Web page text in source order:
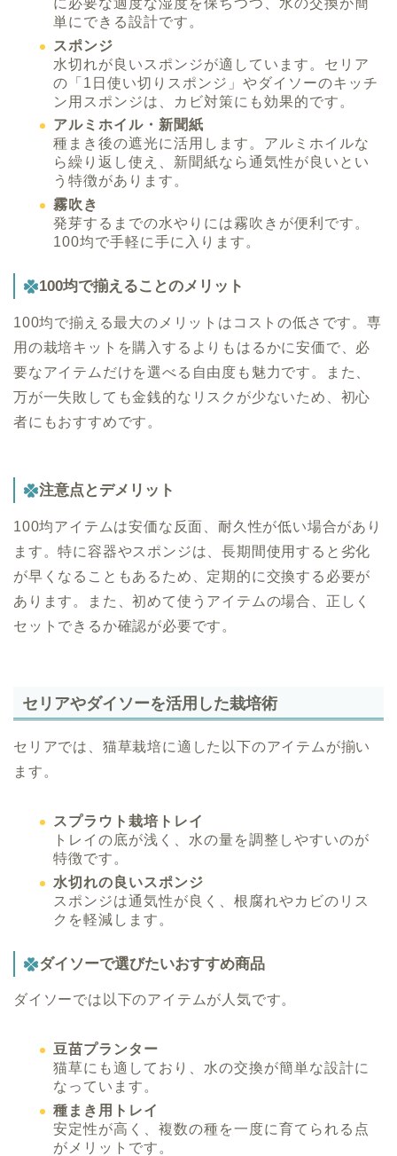
に必要な適度な湿度を保ちつつ、水の交換が簡
単にできる設計です。
スポンジ
水切れが良いスポンジが適しています。セリア
の「1日使い切りスポンジ」やダイソーのキッチ
ン用スポンジは、カビ対策にも効果的です。
アルミホイル・新聞紙
種まき後の遮光に活用します。アルミホイルな
ら繰り返し使え、新聞紙なら通気性が良いとい
う特徴があります。
霧吹き
発芽するまでの水やりには霧吹きが便利です。
100均で手軽に手に入ります。
100均で揃えることのメリット
100均で揃える最大のメリットはコストの低さです。専
用の栽培キットを購入するよりもはるかに安価で、必
要なアイテムだけを選べる自由度も魅力です。また、
万が一失敗しても金銭的なリスクが少ないため、初心
者にもおすすめです。
注意点とデメリット
100均アイテムは安価な反面、耐久性が低い場合があり
ます。特に容器やスポンジは、長期間使用すると劣化
が早くなることもあるため、定期的に交換する必要が
あります。また、初めて使うアイテムの場合、正しく
セットできるか確認が必要です。
セリアやダイソーを活用した栽培術
セリアでは、猫草栽培に適した以下のアイテムが揃い
ます。
スプラウト栽培トレイ
トレイの底が浅く、水の量を調整しやすいのが
特徴です。
水切れの良いスポンジ
スポンジは通気性が良く、根腐れやカビのリス
クを軽減します。
ダイソーで選びたいおすすめ商品
ダイソーでは以下のアイテムが人気です。
豆苗プランター
猫草にも適しており、水の交換が簡単な設計に
なっています。
種まき用トレイ
安定性が高く、複数の種を一度に育てられる点
がメリットです。